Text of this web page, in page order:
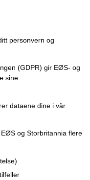
personvern og
(GDPR) gir EØS- og
sine
dataene dine i vår
og Storbritannia flere